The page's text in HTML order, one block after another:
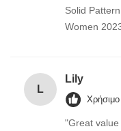
Solid
Women
L
Lily
"Great